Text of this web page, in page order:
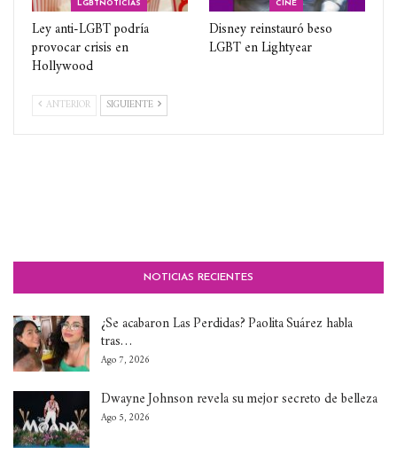
LGBTNOTICIAS
Ley anti-LGBT podría
provocar crisis en
Hollywood
CINE
Disney reinstauró beso
LGBT en Lightyear
ANTERIOR SIGUIENTE
NOTICIAS RECIENTES
¿Se acabaron Las Perdidas? Paolita Suárez habla
tras…
Ago 7, 2026
Dwayne Johnson revela su mejor secreto de belleza
Ago 5, 2026